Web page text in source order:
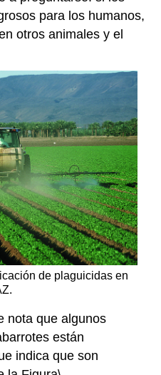
para los humanos,
otros animales y el
de plaguicidas en
nota que algunos
están
indica que son